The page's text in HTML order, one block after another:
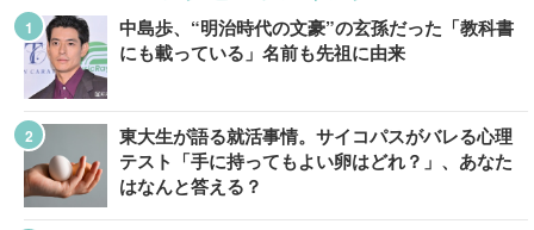
中島歩、“明治時代の文豪”の玄孫だった「教科書
にも載っている」名前も先祖に由来
東大生が語る就活事情。サイコパスがバレる心理
テスト「手に持ってもよい卵はどれ？」、あなた
はなんと答える？